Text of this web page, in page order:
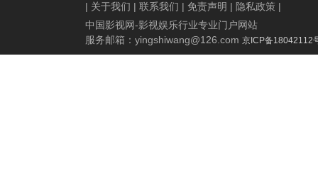
| 关于我们 | 联系我们 | 免责声明 | 隐私政策 |
中国影视网-影视娱乐行业专业门户网站
服务邮箱： yingshiwang@126.com 京ICP备18042112